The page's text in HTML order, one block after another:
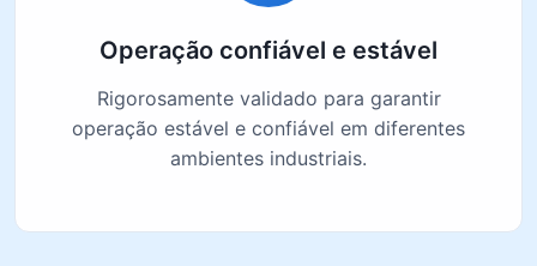
Operação confiável e estável
Rigorosamente validado para garantir
operação estável e confiável em diferentes
ambientes industriais.